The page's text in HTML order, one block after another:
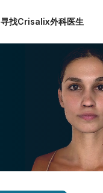
寻找Crisalix外科医生